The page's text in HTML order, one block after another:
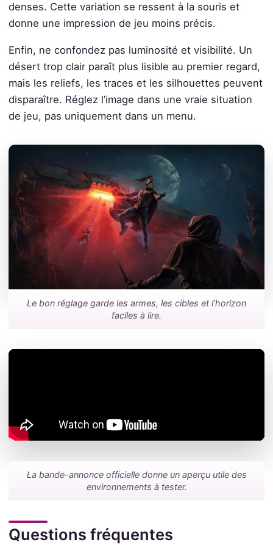
denses. Cette variation se ressent à la souris et
donne une impression de jeu moins précis.
Enfin, ne confondez pas luminosité et visibilité. Un
désert trop clair paraît plus lisible au premier regard,
mais les reliefs, les traces et les silhouettes peuvent
disparaître. Réglez l’image dans une vraie situation
de jeu, pas uniquement dans un menu.
Le bon réglage garde les armes, les cibles et l’horizon
faciles à lire.
La bande-annonce officielle donne un aperçu utile des
environnements à tester.
Questions fréquentes